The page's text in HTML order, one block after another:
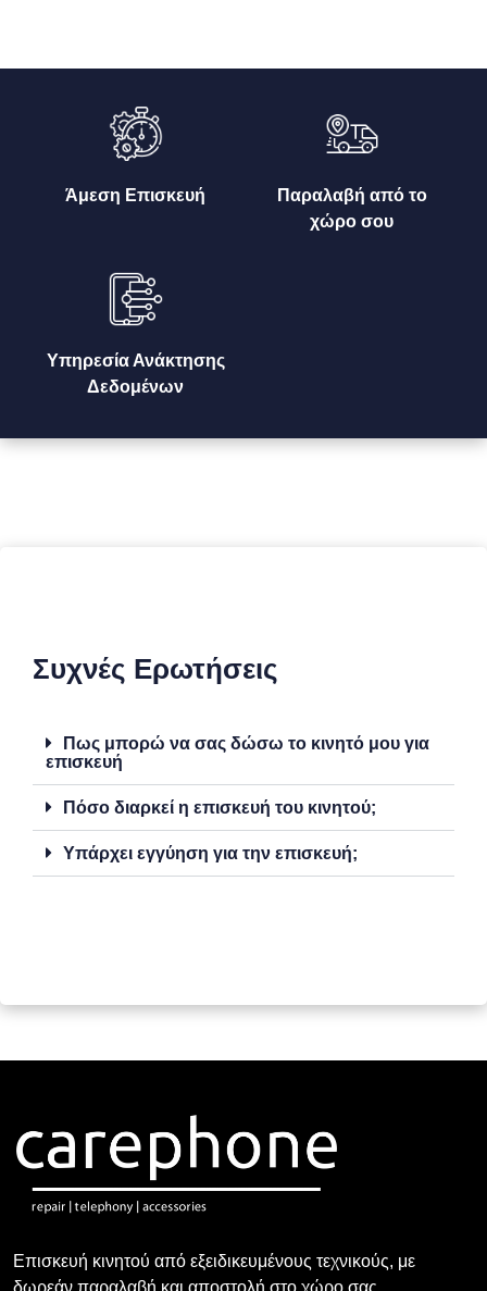
Άμεση Επισκευή
Παραλαβή από το
χώρο σου
Υπηρεσία Ανάκτησης
Δεδομένων
Συχνές Ερωτήσεις
Πως μπορώ να σας δώσω το κινητό μου για
επισκευή
Πόσο διαρκεί η επισκευή του κινητού;
Υπάρχει εγγύηση για την επισκευή;
Επισκευή κινητού από εξειδικευμένους τεχνικούς, με